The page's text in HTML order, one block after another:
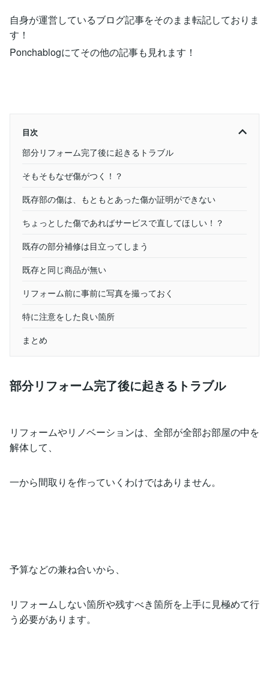
自身が運営しているブログ記事をそのまま転記しておりま
す！
Ponchablogにてその他の記事も見れます！
目次
部分リフォーム完了後に起きるトラブル
そもそもなぜ傷がつく！？
既存部の傷は、もともとあった傷か証明ができない
ちょっとした傷であればサービスで直してほしい！？
既存の部分補修は目立ってしまう
既存と同じ商品が無い
リフォーム前に事前に写真を撮っておく
特に注意をした良い箇所
まとめ
部分リフォーム完了後に起きるトラブル
リフォームやリノベーションは、全部が全部お部屋の中を
解体して、
一から間取りを作っていくわけではありません。
予算などの兼ね合いから、
リフォームしない箇所や残すべき箇所を上手に見極めて行
う必要があります。